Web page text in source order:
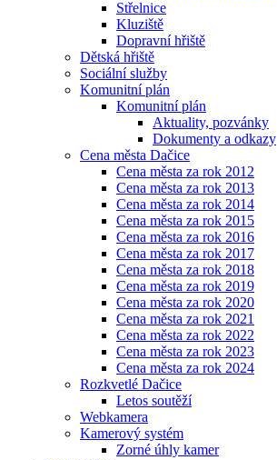
Střelnice
Kluziště
Dopravní hřiště
Dětská hřiště
Sociální služby
Komunitní plán
Komunitní plán
Aktuality, pozvánky
Dokumenty a odkazy
Cena města Dačice
Cena města za rok 2012
Cena města za rok 2013
Cena města za rok 2014
Cena města za rok 2015
Cena města za rok 2016
Cena města za rok 2017
Cena města za rok 2018
Cena města za rok 2019
Cena města za rok 2020
Cena města za rok 2021
Cena města za rok 2022
Cena města za rok 2023
Cena města za rok 2024
Rozkvetlé Dačice
Letos soutěží
Webkamera
Kamerový systém
Zorné úhly kamer